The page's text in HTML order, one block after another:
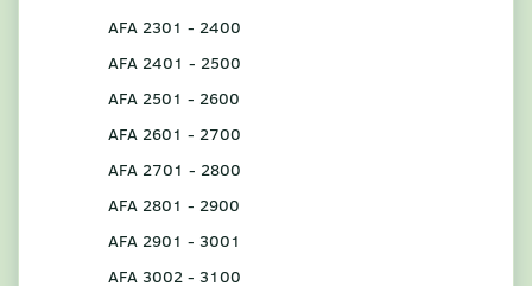
AFA 2301 - 2400
AFA 2401 - 2500
AFA 2501 - 2600
AFA 2601 - 2700
AFA 2701 - 2800
AFA 2801 - 2900
AFA 2901 - 3001
AFA 3002 - 3100